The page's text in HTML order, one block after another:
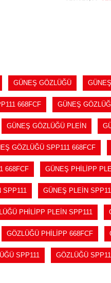
GÜNEŞ GÖZLÜĞÜ
668FCF GÜNEŞ
GÜNEŞ GÖZLÜĞÜ PLEİN
GÖZLÜĞÜ SPP111 668FCF
668FCF GÜNEŞ PHİLİPP
SPP111 GÜNEŞ PLEİN
PHİLİPP PLEİN SPP111
GÖZLÜĞÜ PHİLİPP 668FCF
SPP111 GÖZLÜĞÜ